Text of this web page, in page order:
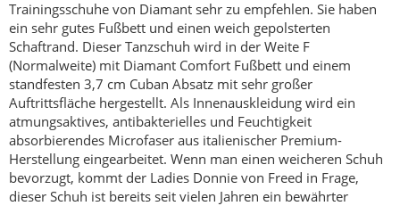
Trainingsschuhe von Diamant sehr zu empfehlen. Sie haben
ein sehr gutes Fußbett und einen weich gepolsterten
Schaftrand. Dieser Tanzschuh wird in der Weite F
(Normalweite) mit Diamant Comfort Fußbett und einem
standfesten 3,7 cm Cuban Absatz mit sehr großer
Auftrittsfläche hergestellt. Als Innenauskleidung wird ein
atmungsaktives, antibakterielles und Feuchtigkeit
absorbierendes Microfaser aus italienischer Premium-
Herstellung eingearbeitet. Wenn man einen weicheren Schuh
bevorzugt, kommt der Ladies Donnie von Freed in Frage,
dieser Schuh ist bereits seit vielen Jahren ein bewährter